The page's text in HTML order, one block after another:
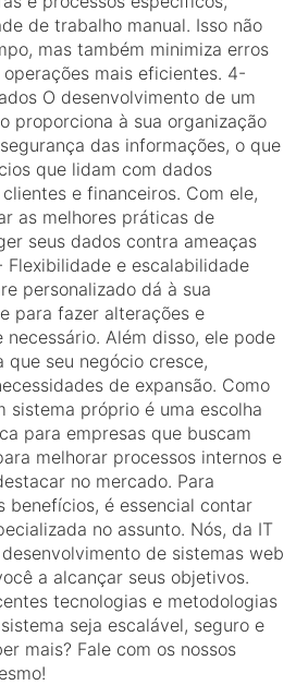
de trabalho manual. Isso não
mas também minimiza erros
mais eficientes. 4-
O desenvolvimento de um
proporciona à sua organização
das informações, o que
que lidam com dados
e financeiros. Com ele,
as melhores práticas de
seus dados contra ameaças
Flexibilidade e escalabilidade
personalizado dá à sua
para fazer alterações e
Além disso, ele pode
que seu negócio cresce,
de expansão. Como
sistema próprio é uma escolha
para empresas que buscam
melhorar processos internos e
no mercado. Para
benefícios, é essencial contar
no assunto. Nós, da IT
de sistemas web
a alcançar seus objetivos.
tecnologias e metodologias
seja escalável, seguro e
mais? Fale com os nossos